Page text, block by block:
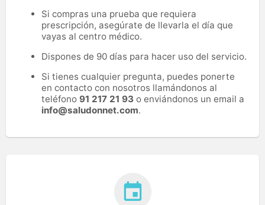
Si compras una prueba que requiera
prescripción, asegúrate de llevarla el día que
vayas al centro médico.
Dispones de 90 días para hacer uso del servicio.
Si tienes cualquier pregunta, puedes ponerte
en contacto con nosotros llamándonos al
teléfono 91 217 21 93 o enviándonos un email a
info@saludonnet.com.